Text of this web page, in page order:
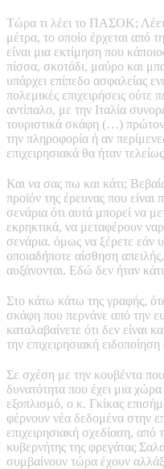
Τώρα τι λέει το ΠΑΣΟΚ; Λέει
μέτρα, το οποίο έρχεται από
είναι μια εκτίμηση που
πίσσα, σκοτάδι, μαύρο και
υπάρχει επίπεδο ασφαλείας
πολεμικές επιχειρήσεις ούτε
αντίπαλο, με την Ιταλία
τουριστικά σκάφη (…) πρώτον
την πληροφορία ή αν
επιχειρησιακά θα ήταν
Και να σας πω και κάτι;
προϊόν της έρευνας που είναι
σενάρια ότι αυτά μπορεί να
εκρηκτικά, να μεταφέρουν
σενάρια. όμως να ξέρετε εάν
οποιαδήποτε αίσθηση
αυξάνονται. Εδώ δεν ήταν
Στο κάτω κάτω της γραφής,
σκάφη που περνάνε από την
καταλαβαίνετε ότι δεν είναι
την επιχειρησιακή
Σε σχέση με την κουβέντα
δυνατότητα που έχει μια χώρα
εξοπλισμό, ο κ. Γκίκας
φέρνουν νέα δεδομένα στην
επιχειρησιακή σχεδίαση,
κυβερνήτης της φρεγάτας
συμβαίνουν τώρα έχουν